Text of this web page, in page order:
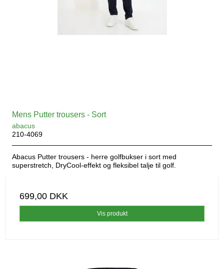
Mens Putter trousers - Sort
abacus
210-4069
Abacus Putter trousers - herre golfbukser i sort med
superstretch, DryCool-effekt og fleksibel talje til golf.
699,00 DKK
Vis produkt